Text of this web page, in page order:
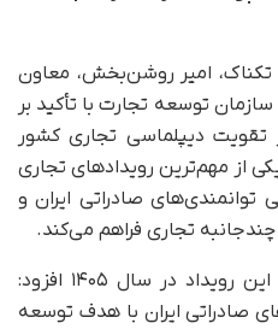
تکناک، امیر روشن‌بخش، معاون
توسعه تجارت با تأکید بر
تقویت دیپلماسی تجاری کشور
از مهم‌ترین رویدادهای تجاری
توانمندی‌های صادراتی ایران و
تجاری فراهم می‌کند.
وی با اشاره به اهداف برگزاری این رویداد در سال ۱۴۰۵ افزود:
صادراتی ایران با هدف توسعه